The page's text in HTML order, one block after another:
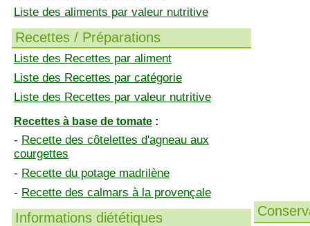
Liste des aliments par valeur nutritive
Recettes / Préparations
Liste des Recettes par aliment
Liste des Recettes par catégorie
Liste des Recettes par valeur nutritive
Recettes à base de tomate :
- Recette des côtelettes d'agneau aux
courgettes
- Recette du potage madrilène
- Recette des calmars à la provençale
Informations diététiques